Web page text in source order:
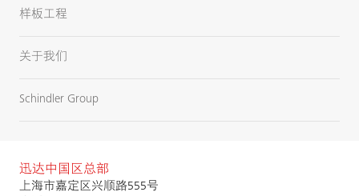
样板工程
关于我们
Schindler Group
迅达中国区总部
上海市嘉定区兴顺路555号